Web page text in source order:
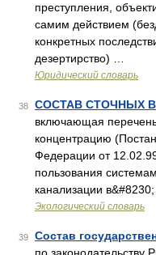
преступления,
самим действием
конкретных
дезертирство) …
Юридический словарь
38 СОСТАВ СТОЧНЫХ
включающая
концентрацию
Федерации от
пользования
канализации в&#8230;
Экологический словарь
39 Состав